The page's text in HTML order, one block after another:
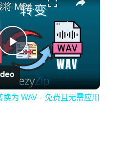
Play
Video
🎧 如何在线将 MP4 转换为 WAV – 免费且无需应用程序
为 WAV – 免费且无需应用